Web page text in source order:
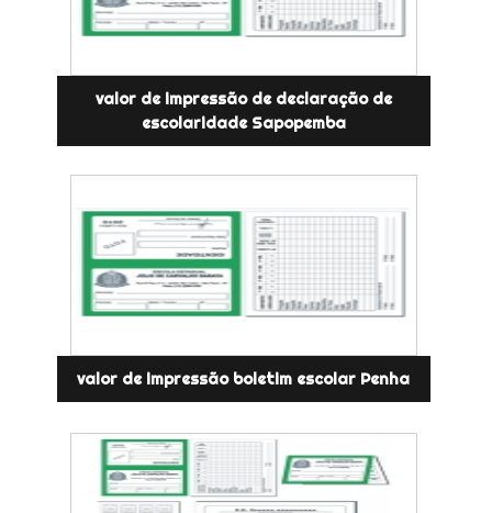
valor de impressão de declaração de
escolaridade Sapopemba
valor de impressão boletim escolar Penha